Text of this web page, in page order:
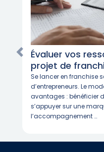
Évaluer vos
projet de
Se lancer en franchise
d’entrepreneurs. Le
avantages : bénéficier
s’appuyer sur une
l’accompagnement …